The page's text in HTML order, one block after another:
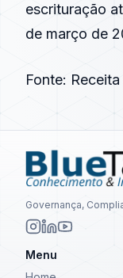
escrituração
de março de
Fonte:
Governança,
Menu